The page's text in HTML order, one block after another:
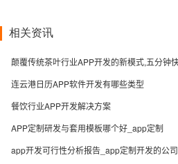
用软件。由遇爱婚庆倾力打造，云
的信息类服务云平台！是APP制作
相关资讯
连云港日历APP软件开发有哪些类型
餐饮行业APP开发解决方案
APP定制研发与套用模板哪个好_app定制
app开发可行性分析报告_app定制开发的公司